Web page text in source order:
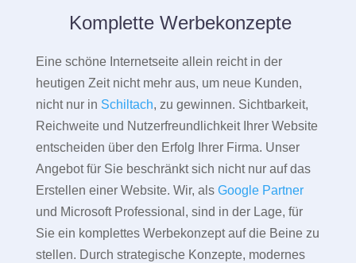
Komplette Werbekonzepte
Eine schöne Internetseite allein reicht in der
heutigen Zeit nicht mehr aus, um neue Kunden,
nicht nur in Schiltach, zu gewinnen. Sichtbarkeit,
Reichweite und Nutzerfreundlichkeit Ihrer Website
entscheiden über den Erfolg Ihrer Firma. Unser
Angebot für Sie beschränkt sich nicht nur auf das
Erstellen einer Website. Wir, als Google Partner
und Microsoft Professional, sind in der Lage, für
Sie ein komplettes Werbekonzept auf die Beine zu
stellen. Durch strategische Konzepte, modernes